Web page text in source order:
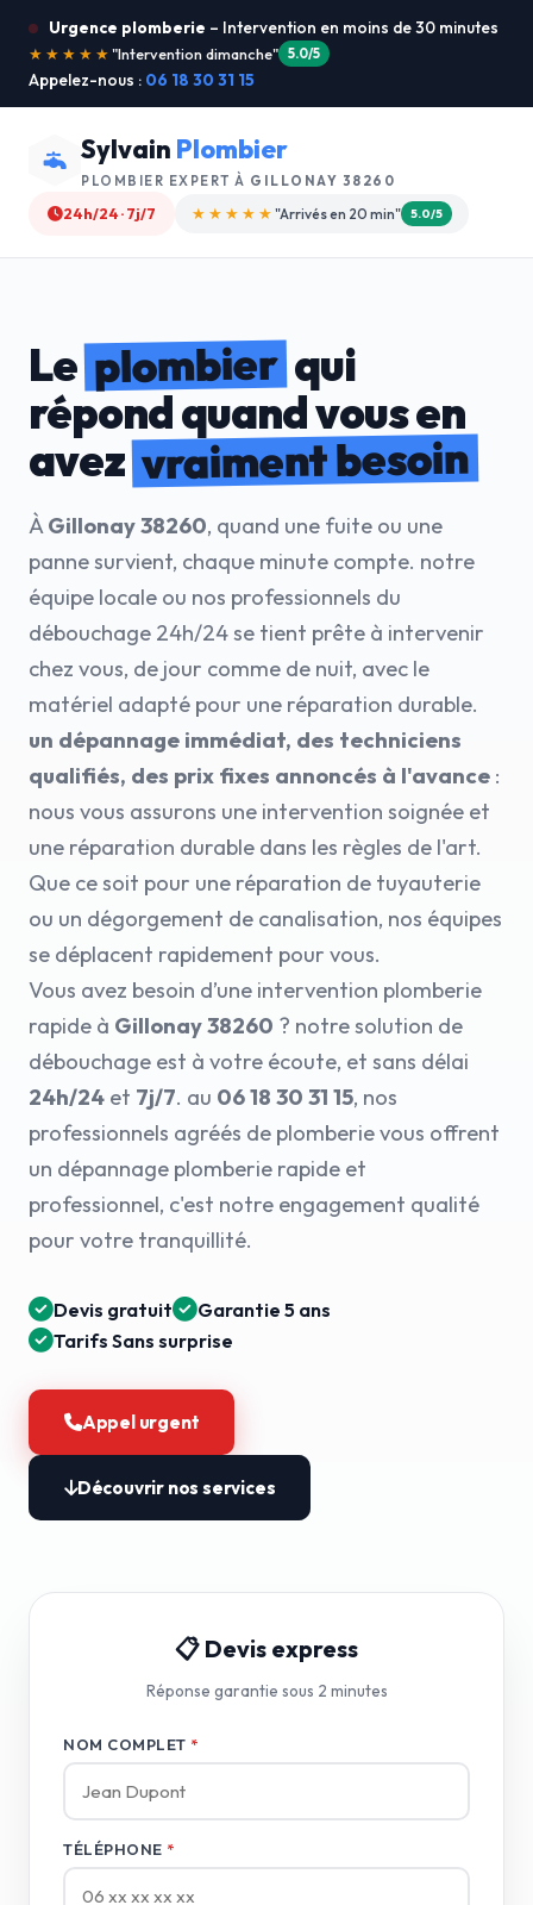
Urgence plomberie – Intervention en moins de 30 minutes
★★★★★"Je recommande !" 4.9/5
Appelez-nous : 06 18 30 31 15
Sylvain Plombier
PLOMBIER EXPERT À GILLONAY 38260
24h/24 · 7j/7 ★★★★☆ "Devis gratuit" 4.8/5
Leplombierqui
répond quand vous en
avezvraiment besoin
ÀGillonay 38260, quand une fuite ou une
panne survient, chaque minute compte. notre
équipe locale ou nos professionnels du
débouchage 24h/24 se tient prête à intervenir
chez vous, de jour comme de nuit, avec le
matériel adapté pour une réparation durable.
un dépannage immédiat, des techniciens
qualifiés, des prix fixes annoncés à l'avance :
nous vous assurons une intervention soignée et
une réparation durable dans les règles de l'art.
Que ce soit pour une réparation de tuyauterie
ou un dégorgement de canalisation, nos équipes
se déplacent rapidement pour vous.
Vous avez besoin d’une intervention plomberie
rapide à Gillonay 38260 ? notre solution de
débouchage est à votre écoute, et sans délai
24h/24 et 7j/7. au 06 18 30 31 15, nos
professionnels agréés de plomberie vous offrent
un dépannage plomberie rapide et
professionnel, c'est notre engagement qualité
pour votre tranquillité.
Devis gratuit
Garantie 5 ans
Tarifs Sans surprise
Appel urgent
Découvrir nos services
📋 Devis express
Réponse garantie sous 2 minutes
NOM COMPLET *
TÉLÉPHONE *